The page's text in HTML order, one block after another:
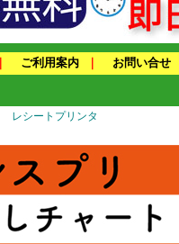
ご利用案内 お問い合せ
レシートプリンタ